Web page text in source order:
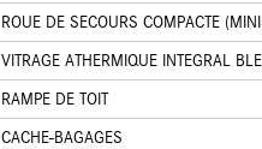
ROUE DE SECOURS COMPACTE
VITRAGE ATHERMIQUE INTEGRAL
RAMPE DE TOIT
CACHE-BAGAGES